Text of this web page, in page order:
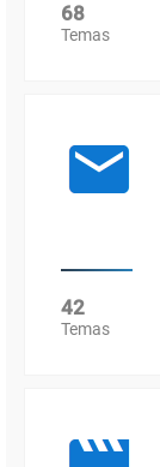
68
Temas
42
Temas